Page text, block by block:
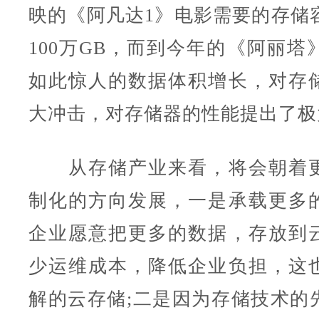
映的《阿凡达1》电影需要的存储
100万GB，而到今年的《阿丽塔
如此惊人的数据体积增长，对存
大冲击，对存储器的性能提出了
从存储产业来看，将会朝着
制化的方向发展，一是承载更多
企业愿意把更多的数据，存放到
少运维成本，降低企业负担，这
解的云存储;二是因为存储技术的